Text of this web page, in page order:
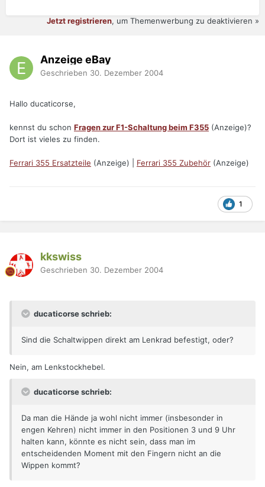
Jetzt registrieren, um Themenwerbung zu deaktivieren »
Anzeige eBay
Geschrieben 30. Dezember 2004
Hallo ducaticorse,
kennst du schon Fragen zur F1-Schaltung beim F355 (Anzeige)?
Dort ist vieles zu finden.
Ferrari 355 Ersatzteile (Anzeige) | Ferrari 355 Zubehör (Anzeige)
1
kkswiss
Geschrieben 30. Dezember 2004
ducaticorse schrieb:
Sind die Schaltwippen direkt am Lenkrad befestigt, oder?
Nein, am Lenkstockhebel.
ducaticorse schrieb:
Da man die Hände ja wohl nicht immer (insbesonder in
engen Kehren) nicht immer in den Positionen 3 und 9 Uhr
halten kann, könnte es nicht sein, dass man im
entscheidenden Moment mit den Fingern nicht an die
Wippen kommt?